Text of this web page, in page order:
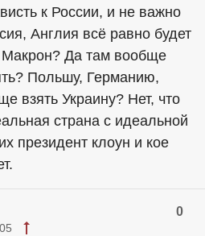
к России, и не важно
Англия всё равно будет
Макрон? Да там вообще
Польшу, Германию,
взять Украину? Нет, что
страна с идеальной
президент клоун и кое
0